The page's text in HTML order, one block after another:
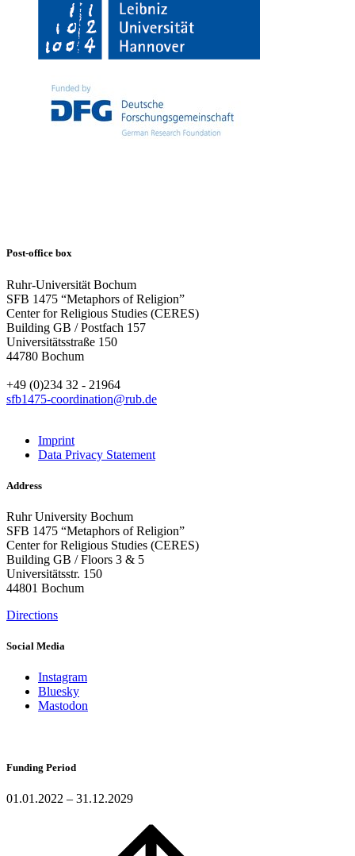
Post-office box
Ruhr-Universität Bochum
SFB 1475 “Metaphors of Religion”
Center for Religious Studies (CERES)
Building GB / Postfach 157
Universitätsstraße 150
44780 Bochum
+49 (0)234 32 - 21964
sfb1475-coordination@rub.de
Imprint
Data Privacy Statement
Address
Ruhr University Bochum
SFB 1475 “Metaphors of Religion”
Center for Religious Studies (CERES)
Building GB / Floors 3 & 5
Universitätsstr. 150
44801 Bochum
Directions
Social Media
Instagram
Bluesky
Mastodon
Funding Period
01.01.2022 – 31.12.2029